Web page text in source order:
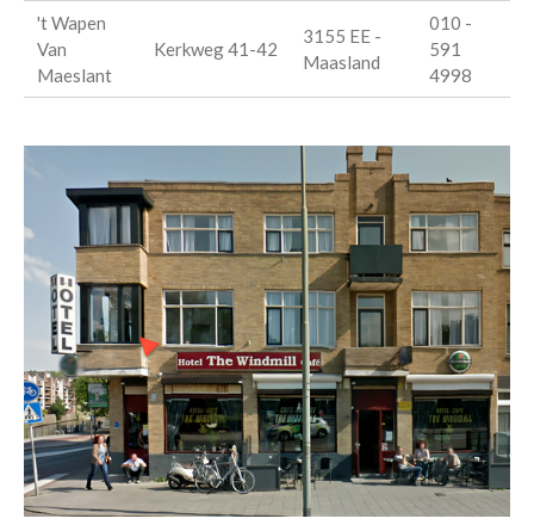
't Wapen
Van
Maeslant
Kerkweg 41-42
3155 EE -
Maasland
010 -
591
4998